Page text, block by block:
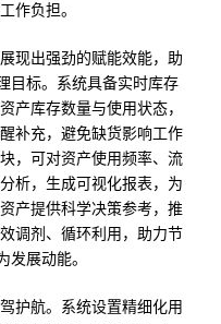
作负担。
现出强劲的赋能效能，助
目标。系统具备实时库存
产库存数量与使用状态，
补充，避免缺货影响工作
，可对资产使用频率、流
析，生成可视化报表，为
产提供科学决策参考，推
调剂、循环利用，助力节
发展动能。
护航。系统设置精细化用